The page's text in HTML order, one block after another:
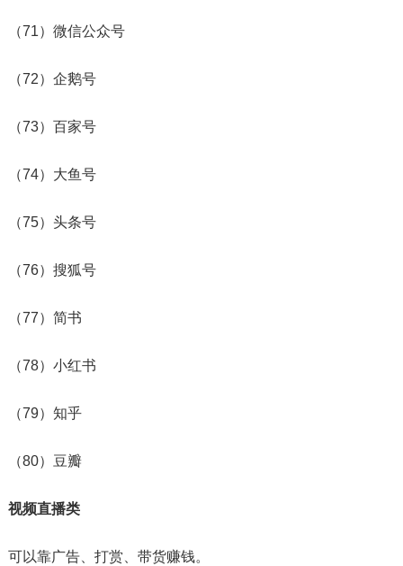
（71）微信公众号
（72）企鹅号
（73）百家号
（74）大鱼号
（75）头条号
（76）搜狐号
（77）简书
（78）小红书
（79）知乎
（80）豆瓣
视频直播类
可以靠广告、打赏、带货赚钱。